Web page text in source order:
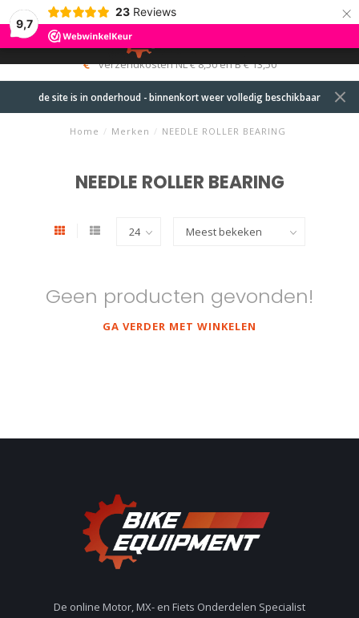
9,7
23 Reviews ×
MENU
0
verzendkosten NL € 8,50 en B € 13,50
de site is in onderhoud - binnenkort weer volledig beschikbaar
Home / Merken / NEEDLE ROLLER BEARING
NEEDLE ROLLER BEARING
Geen producten gevonden!
GA VERDER MET WINKELEN
De online Motor, MX- en Fiets Onderdelen Specialist